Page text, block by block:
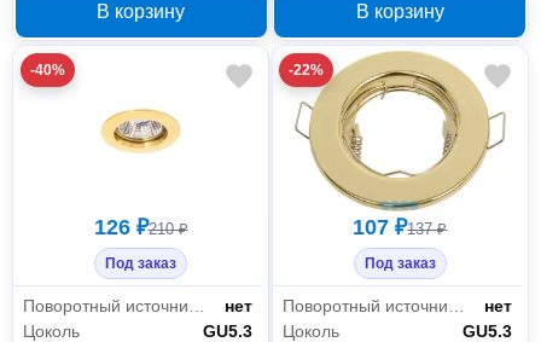
IT8013
В корзину В корзину
-40%
126 ₽210 ₽
Под заказ
Поворотный источник света
нет
Цоколь
GU5.3
-22%
107 ₽137 ₽
Под заказ
Поворотный источник света
нет
Цоколь
GU5.3